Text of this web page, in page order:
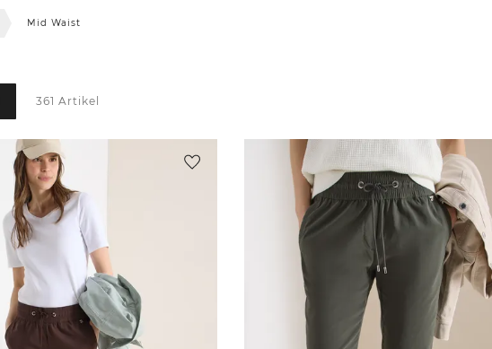
Mid Waist
361 Artikel